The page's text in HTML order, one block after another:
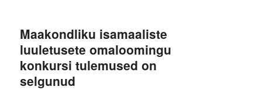
Maakondliku isamaaliste
luuletusete omaloomingu
konkursi tulemused on
selgunud